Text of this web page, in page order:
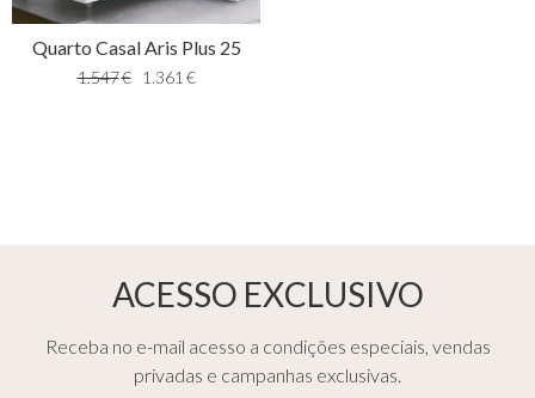
Quarto Casal Aris Plus 25
1.547€ 1.361 €
ACESSO EXCLUSIVO
Receba no e-mail acesso a condições especiais, vendas
privadas e campanhas exclusivas.